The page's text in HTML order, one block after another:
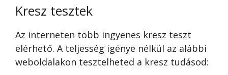
Kresz tesztek
Az interneten több ingyenes kresz teszt
elérhető. A teljesség igénye nélkül az alábbi
weboldalakon tesztelheted a kresz tudásod: